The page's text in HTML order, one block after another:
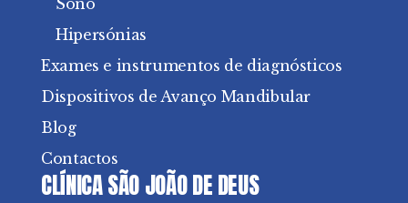
Hipersónias
Exames e instrumentos de diagnósticos
Dispositivos de Avanço Mandibular
Blog
Contactos
CLÍNICA SÃO JOÃO DE DEUS